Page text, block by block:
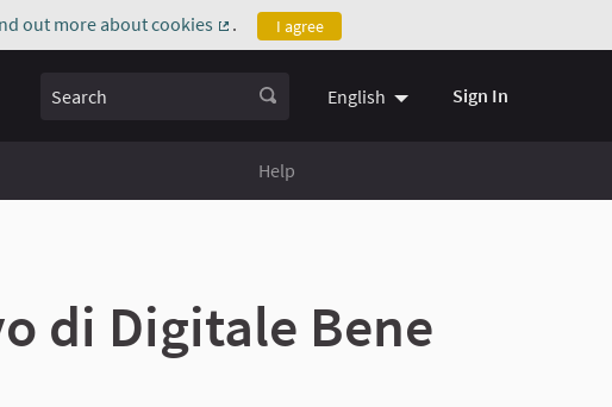
out more about cookies
(External link)
. I agree
Search English Sign In
Help
di Digitale Bene